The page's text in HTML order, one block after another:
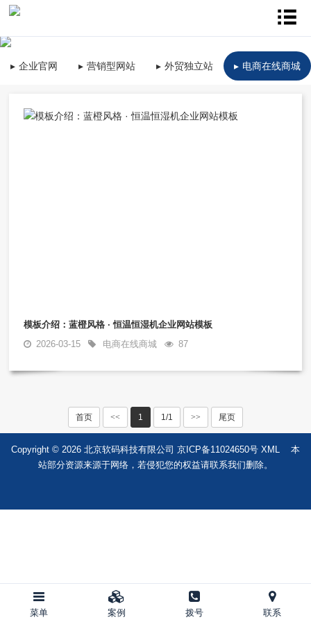
企业官网 营销型网站 外贸独立站 电商在线商城
模板介绍：蓝橙风格 · 恒温恒湿机企业网站模板
2026-03-15
电商在线商城 87
首页 << 1 1/1 >> 尾页
Copyright © 2026 北京软码科技有限公司 京ICP备11024650号 XML
本
站部分资源来源于网络，若侵犯您的权益请联系我们删除。
菜单 案例 拨号 联系